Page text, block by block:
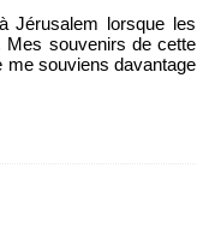
Jérusalem lorsque les
Mes souvenirs de cette
me souviens davantage